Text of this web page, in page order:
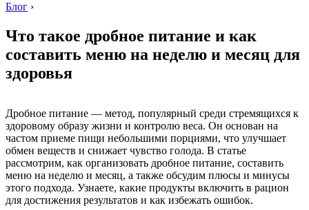
Блог ›
Что такое дробное питание и как
составить меню на неделю и месяц для
здоровья
Дробное питание — метод, популярный среди стремящихся к
здоровому образу жизни и контролю веса. Он основан на
частом приеме пищи небольшими порциями, что улучшает
обмен веществ и снижает чувство голода. В статье
рассмотрим, как организовать дробное питание, составить
меню на неделю и месяц, а также обсудим плюсы и минусы
этого подхода. Узнаете, какие продукты включить в рацион
для достижения результатов и как избежать ошибок.